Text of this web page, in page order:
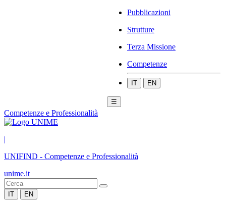
Pubblicazioni
Strutture
Terza Missione
Competenze
IT EN
☰
Competenze e Professionalità
|
UNIFIND - Competenze e Professionalità
unime.it
IT EN